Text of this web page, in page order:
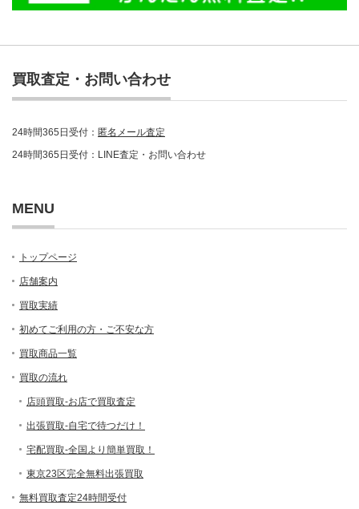
買取査定・お問い合わせ
24時間365日受付： 匿名メール査定
24時間365日受付：LINE査定・お問い合わせ
MENU
トップページ
店舗案内
買取実績
初めてご利用の方・ご不安な方
買取商品一覧
買取の流れ
店頭買取-お店で買取査定
出張買取-自宅で待つだけ！
宅配買取-全国より簡単買取！
東京23区完全無料出張買取
無料買取査定24時間受付